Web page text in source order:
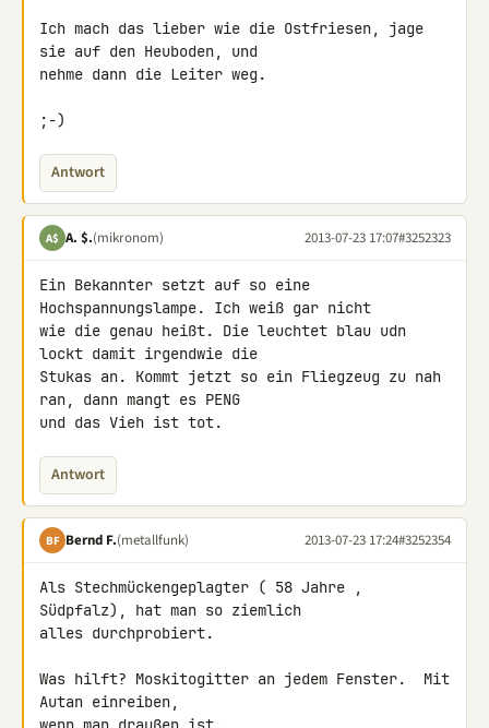
Ich mach das lieber wie die Ostfriesen, jage
sie auf den Heuboden, und
nehme dann die Leiter weg.
;-)
Antwort
A$ A. $.(mikronom) 2013-07-23 17:07#3252323
Ein Bekannter setzt auf so eine
Hochspannungslampe. Ich weiß gar nicht
wie die genau heißt. Die leuchtet blau udn
lockt damit irgendwie die
Stukas an. Kommt jetzt so ein Fliegzeug zu nah
ran, dann mangt es PENG
und das Vieh ist tot.
Antwort
BF Bernd F.(metallfunk) 2013-07-23 17:24#3252354
Als Stechmückengeplagter ( 58 Jahre ,
Südpfalz), hat man so ziemlich
alles durchprobiert.
Was hilft? Moskitogitter an jedem Fenster.  Mit
Autan einreiben,